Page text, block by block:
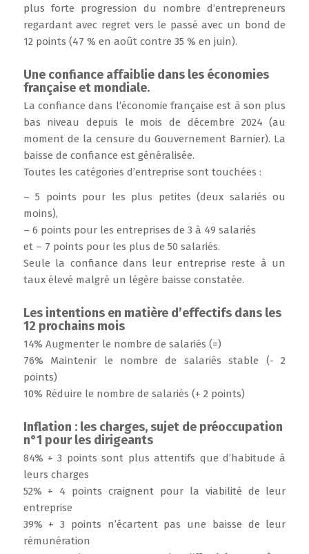
plus forte progression du nombre d’entrepreneurs
regardant avec regret vers le passé avec un bond de
12 points (47 % en août contre 35 % en juin).
Une confiance affaiblie dans les économies
française et mondiale.
La confiance dans l’économie française est à son plus
bas niveau depuis le mois de décembre 2024 (au
moment de la censure du Gouvernement Barnier). La
baisse de confiance est généralisée.
Toutes les catégories d’entreprise sont touchées :
– 5 points pour les plus petites (deux salariés ou
moins),
– 6 points pour les entreprises de 3 à 49 salariés
et – 7 points pour les plus de 50 salariés.
Seule la confiance dans leur entreprise reste à un
taux élevé malgré un légère baisse constatée.
Les intentions en matière d’effectifs dans les
12 prochains mois
14% Augmenter le nombre de salariés (=)
76% Maintenir le nombre de salariés stable (- 2
points)
10% Réduire le nombre de salariés (+ 2 points)
Inflation : les charges, sujet de préoccupation
n°1 pour les dirigeants
84% + 3 points sont plus attentifs que d’habitude à
leurs charges
52% + 4 points craignent pour la viabilité de leur
entreprise
39% + 3 points n’écartent pas une baisse de leur
rémunération